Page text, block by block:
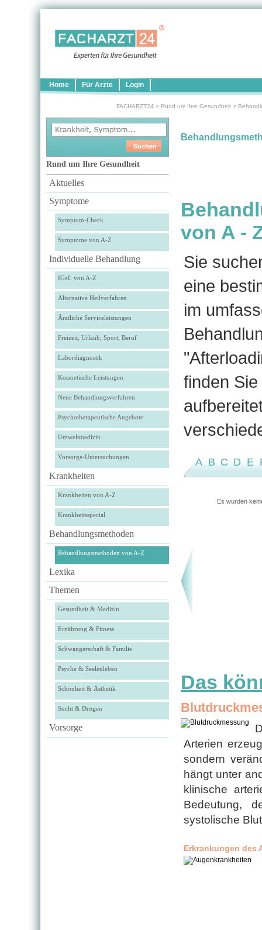
Home Für Ärzte Login
FACHARZT24 > Rund um Ihre Gesundheit >
Rund um Ihre Gesundheit
Aktuelles
Symptome
Symptom-Check
Symptome von A-Z
Individuelle Behandlung
IGeL von A-Z
Alternative Heilverfahren
Ärztliche Serviceleistungen
Freizeit, Urlaub, Sport, Beruf
Labordiagnostik
Kosmetische Leistungen
Neue Behandlungsverfahren
Psychotherapeutische Angebote
Umweltmedizin
Vorsorge-Untersuchungen
Krankheiten
Krankheiten von A-Z
Krankheitsspecial
Behandlungsmethoden
Behandlungsmethoden von A-Z
Lexika
Themen
Gesundheit & Medizin
Ernährung & Fitness
Schwangerschaft & Familie
Psyche & Seelenleben
Schönheit & Ästhetik
Sucht & Drogen
Vorsorge
von A -
Sie
eine
im
finden
A B C D E
Es wurden
Das
Arterien
sondern
hängt unter
klinische
Bedeutung,
systolische
Erkrankungen des